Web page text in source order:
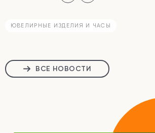
ЮВЕЛИРНЫЕ ИЗДЕЛИЯ И ЧАСЫ
ВСЕ НОВОСТИ